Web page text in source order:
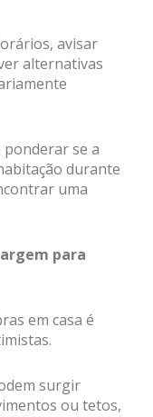
avisar
alternativas
se a
durante
uma
para
em casa é
surgir
ou tetos,